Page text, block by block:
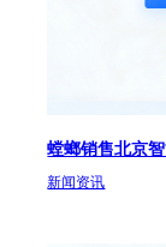
螳螂销售北京
新闻资讯